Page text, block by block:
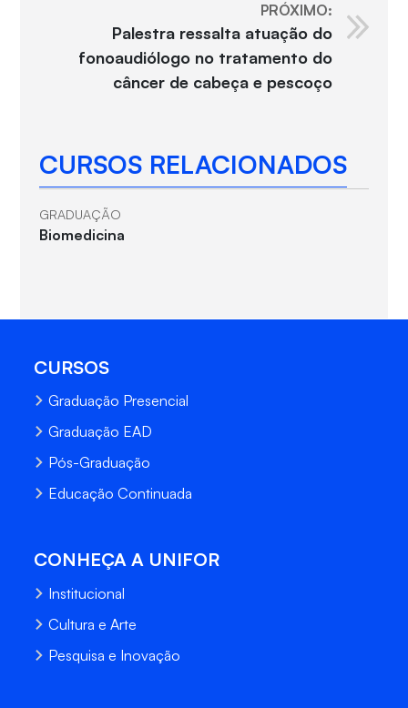
PRÓXIMO:
Palestra ressalta atuação do
fonoaudiólogo no tratamento do
câncer de cabeça e pescoço
CURSOS RELACIONADOS
GRADUAÇÃO
Biomedicina
CURSOS
Graduação Presencial
Graduação EAD
Pós-Graduação
Educação Continuada
CONHEÇA A UNIFOR
Institucional
Cultura e Arte
Pesquisa e Inovação